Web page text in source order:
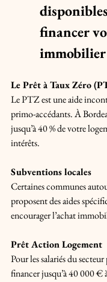
financer
Le Prêt à Taux Zéro
Le PTZ est une aide
primo-accédants. À
jusqu’à 40 % de votre
intérêts.
Subventions locales
Certaines communes
proposent des aides
encourager l’achat
Prêt Action Logement
Pour les salariés du
financer jusqu’à 40 000 €